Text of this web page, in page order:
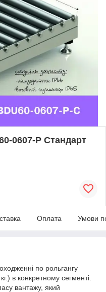
0607-Р Стандарт
Оплата Умови
по рольгангу
в конкретному сегменті.
вантажу, який